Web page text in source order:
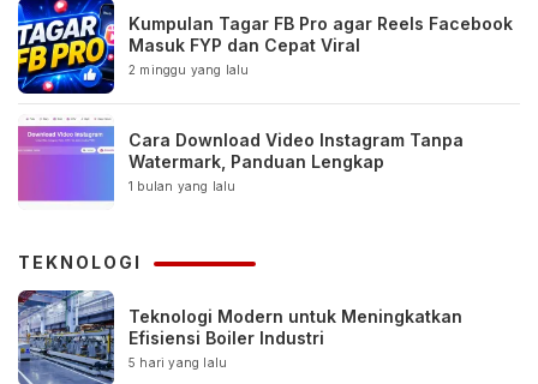
Kumpulan Tagar FB Pro agar Reels Facebook
Masuk FYP dan Cepat Viral
2 minggu yang lalu
Cara Download Video Instagram Tanpa
Watermark, Panduan Lengkap
1 bulan yang lalu
TEKNOLOGI
Teknologi Modern untuk Meningkatkan
Efisiensi Boiler Industri
5 hari yang lalu